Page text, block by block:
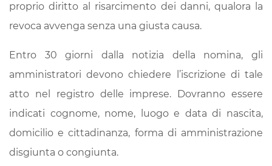
proprio diritto al risarcimento dei danni, qualora la
revoca avvenga senza una giusta causa.
Entro 30 giorni dalla notizia della nomina, gli
amministratori devono chiedere l’iscrizione di tale
atto nel registro delle imprese. Dovranno essere
indicati cognome, nome, luogo e data di nascita,
domicilio e cittadinanza, forma di amministrazione
disgiunta o congiunta.